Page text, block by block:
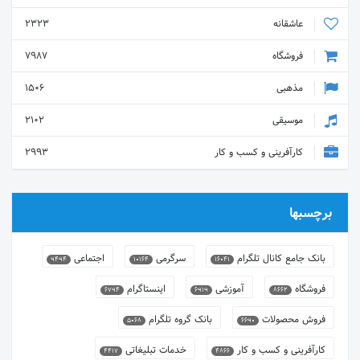
عاشقانه
2323
فروشگاه
7987
مذهبی
1506
موسیقی
2102
کارآفرینی و کسب و کار
2993
برچسبها
بانک جامع کانال تلگرام 16041 سرگرمی 10164 اجتماعی 9494
فروشگاه 8662 آموزشی 6919 اینستاگرام 6794
فروش محصولات 6690 بانک گروه تلگرام 5068
کارآفرینی و کسب و کار 4866 خدمات تبلیغاتی 4417